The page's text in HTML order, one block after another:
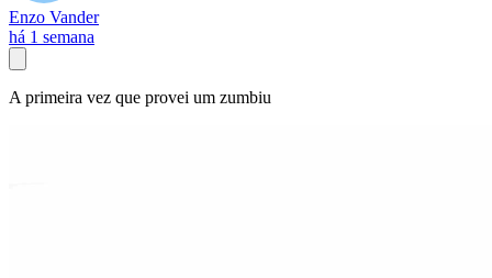
Enzo Vander
há 1 semana
A primeira vez que provei um zumbiu